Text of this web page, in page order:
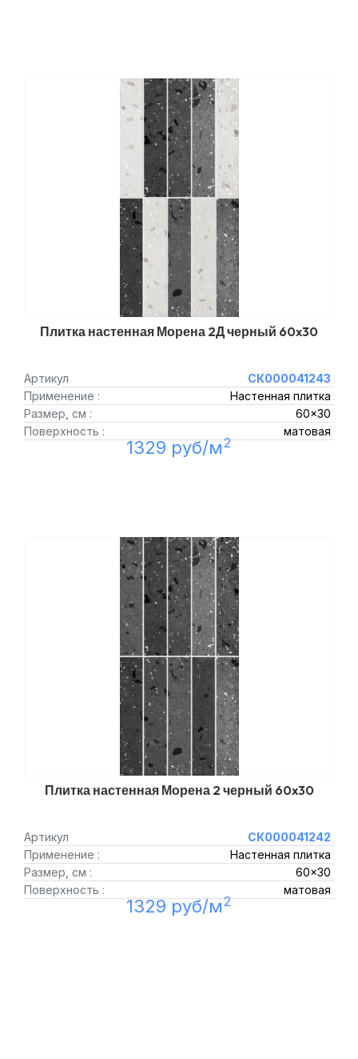
Плитка настенная Морена 2Д черный 60x30
Артикул
СК000041243
Применение :
Настенная плитка
Размер, см :
60x30
Поверхность :
матовая
1329 руб/м2
Плитка настенная Морена 2 черный 60x30
Артикул
СК000041242
Применение :
Настенная плитка
Размер, см :
60x30
Поверхность :
матовая
1329 руб/м2